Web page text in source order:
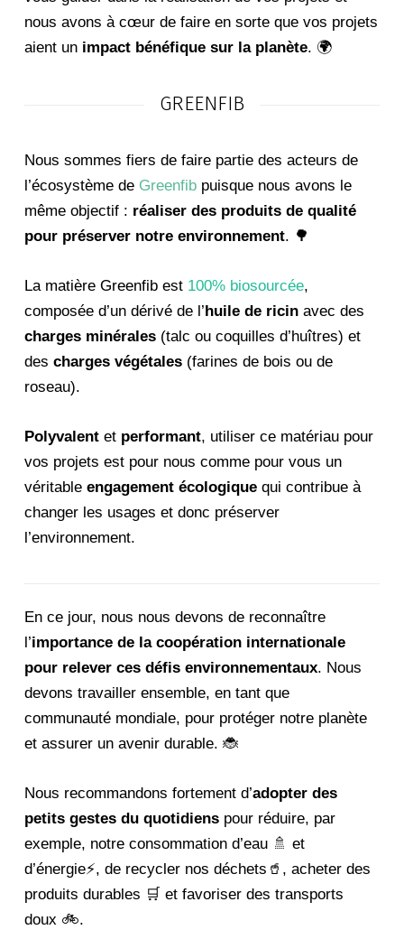
nous avons à cœur de faire en sorte que vos projets
aient un impact bénéfique sur la planète. 🌍
GREENFIB
Nous sommes fiers de faire partie des acteurs de
l’écosystème de Greenfibpuisque nous avons le
même objectif : réaliser des produits de qualité
pour préserver notre environnement. 🌳
La matière Greenfib est 100% biosourcée,
composée d’un dérivé de l’huile de ricinavec des
charges minérales(talc ou coquilles d’huîtres) et
des charges végétales(farines de bois ou de
roseau).
Polyvalentet performant, utiliser ce matériau pour
vos projets est pour nous comme pour vous un
véritable engagement écologiquequi contribue à
changer les usages et donc préserver
l’environnement.
En ce jour, nous nous devons de reconnaître
l’importance de la coopération internationale
pour relever ces défis environnementaux. Nous
devons travailler ensemble, en tant que
communauté mondiale, pour protéger notre planète
et assurer un avenir durable. 🐞
Nous recommandons fortement d’adopter des
petits gestes du quotidienspour réduire, par
exemple, notre consommation d’eau 🚿 et
d’énergie⚡, de recycler nos déchets🥤, acheter des
produits durables 🛒 et favoriser des transports
doux 🚲.